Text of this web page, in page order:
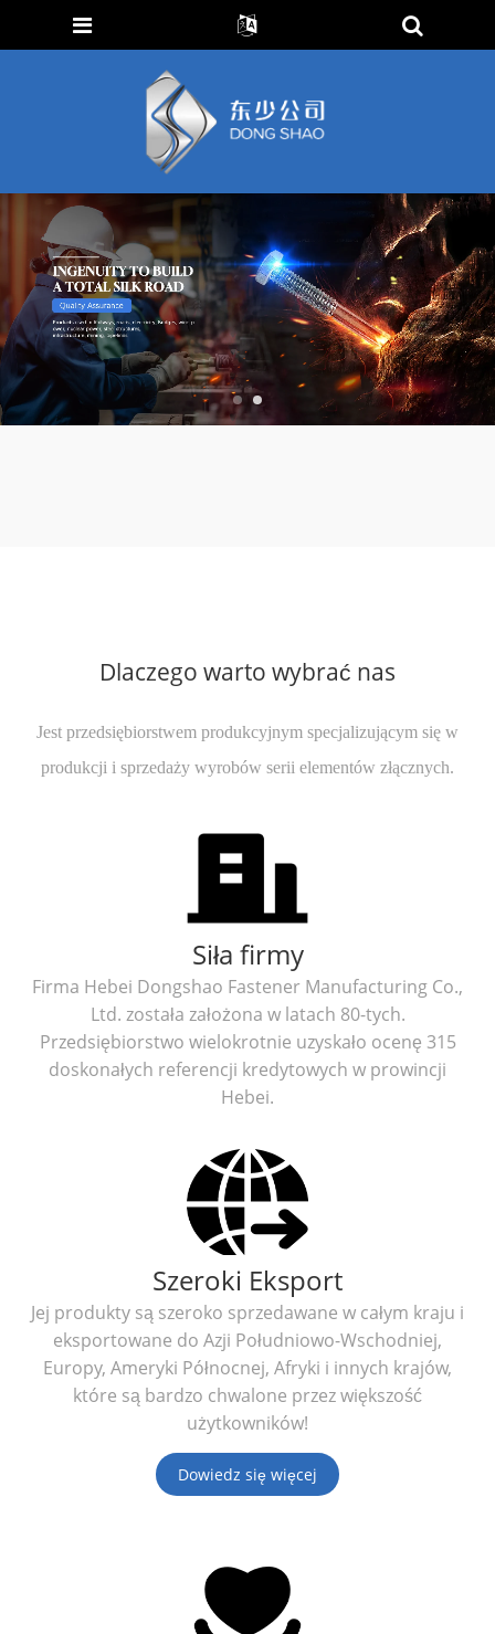
Dlaczego warto wybrać nas
Jest przedsiębiorstwem produkcyjnym specjalizującym się w
produkcji i sprzedaży wyrobów serii elementów złącznych.
Siła firmy
Firma Hebei Dongshao Fastener Manufacturing Co.,
Ltd. została założona w latach 80-tych.
Przedsiębiorstwo wielokrotnie uzyskało ocenę 315
doskonałych referencji kredytowych w prowincji
Hebei.
Szeroki Eksport
Jej produkty są szeroko sprzedawane w całym kraju i
eksportowane do Azji Południowo-Wschodniej,
Europy, Ameryki Północnej, Afryki i innych krajów,
które są bardzo chwalone przez większość
użytkowników!
Dowiedz się więcej